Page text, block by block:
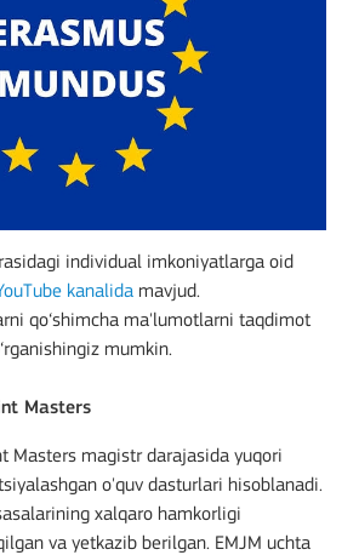
individual imkoniyatlarga oid
kanalida mavjud.
qo‘shimcha ma'lumotlarni taqdimot
mumkin.
Masters
Masters magistr darajasida yuqori
o'quv dasturlari hisoblanadi.
xalqaro hamkorligi
va yetkazib berilgan. EMJM uchta